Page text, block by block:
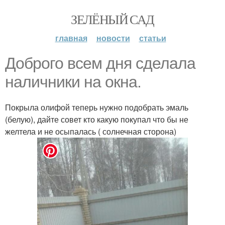
ЗЕЛЁНЫЙ САД
главная новости статьи
Доброго всем дня сделала
наличники на окна.
Покрыла олифой теперь нужно подобрать эмаль
(белую), дайте совет кто какую покупал что бы не
желтела и не осыпалась ( солнечная сторона)